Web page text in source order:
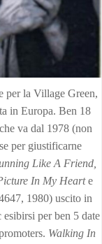
per la Village Green,
in Europa. Ben 18
va dal 1978 (non
per giustificarne
Like A Friend,
In My Hearte
1980) uscito in
per ben 5 date
Walking In